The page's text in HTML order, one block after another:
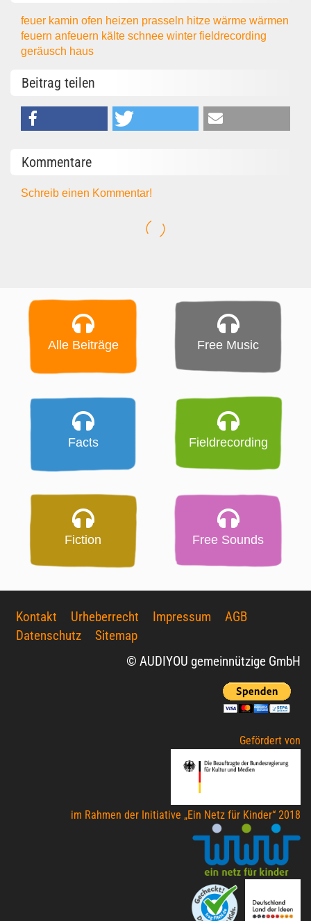
feuer kaminofen heizen prasseln hitzewärmewärmen
feuernanfeuern kälteschneewinterfieldrecording
geräusch haus
Beitrag teilen
Kommentare
Schreib einen Kommentar!
Alle Beiträge Free Music
Facts Fieldrecording
Fiction Free Sounds
Kontakt Urheberrecht Impressum
AGB
Datenschutz
Sitemap
© AUDIYOU gemeinnützige GmbH
Gefördert von
im Rahmen der Initiative „Ein Netz für Kinder“ 2018